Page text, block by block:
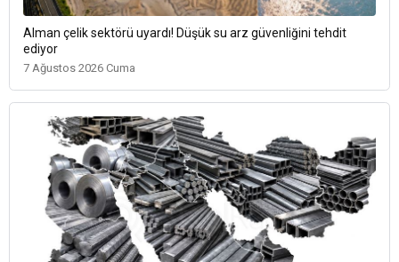
Alman çelik sektörü uyardı! Düşük su arz güvenliğini tehdit
ediyor
7 Ağustos 2026 Cuma